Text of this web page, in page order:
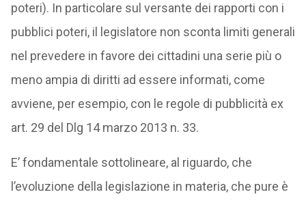
poteri). In particolare sul versante dei rapporti con i
pubblici poteri, il legislatore non sconta limiti generali
nel prevedere in favore dei cittadini una serie più o
meno ampia di diritti ad essere informati, come
avviene, per esempio, con le regole di pubblicità ex
art. 29 del Dlg 14 marzo 2013 n. 33.
E’ fondamentale sottolineare, al riguardo, che
l’evoluzione della legislazione in materia, che pure è